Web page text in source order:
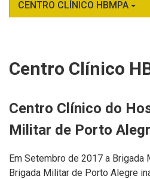
busca
CENTRO CLÍNICO HBMPA
Centro Clínico
Centro Clínico do
Militar de Porto
Em Setembro de 2017 a Brigada
Brigada Militar de Porto Alegre